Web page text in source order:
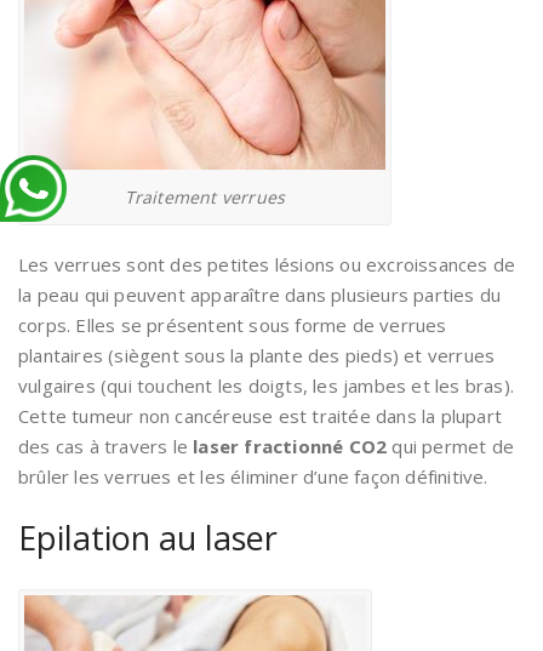
Traitement verrues
Les verrues sont des petites lésions ou excroissances de
la peau qui peuvent apparaître dans plusieurs parties du
corps. Elles se présentent sous forme de verrues
plantaires (siègent sous la plante des pieds) et verrues
vulgaires (qui touchent les doigts, les jambes et les bras).
Cette tumeur non cancéreuse est traitée dans la plupart
des cas à travers le laser fractionné CO2 qui permet de
brûler les verrues et les éliminer d’une façon définitive.
Epilation au laser